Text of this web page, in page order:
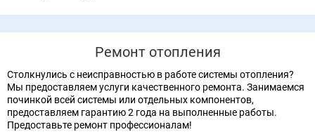
Ремонт отопления
Столкнулись с неисправностью в работе системы отопления?
Мы предоставляем услуги качественного ремонта. Занимаемся
починкой всей системы или отдельных компонентов,
предоставляем гарантию 2 года на выполненные работы.
Предоставьте ремонт профессионалам!